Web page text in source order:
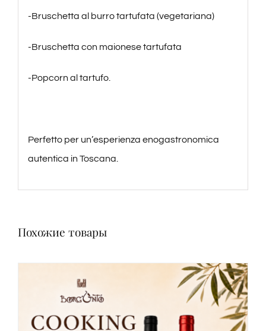
-Bruschetta al burro tartufata (vegetariana)
-Bruschetta con maionese tartufata
-Popcorn al tartufo.
Perfetto per un’esperienza enogastronomica
autentica in Toscana.
Похожие товары